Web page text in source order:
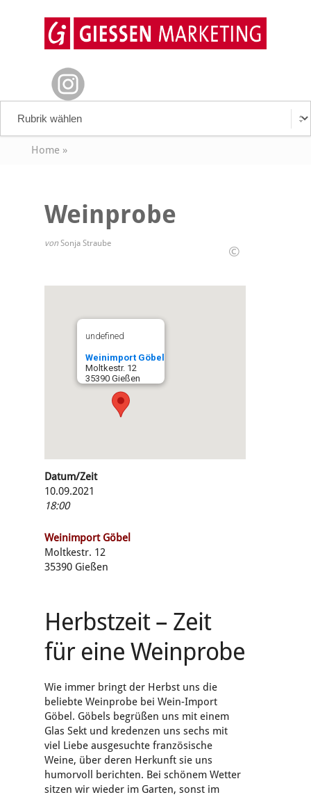
Home»
Weinprobe
von Sonja Straube ©
undefined
Weinimport Göbel
Moltkestr. 12
35390 Gießen
Datum/Zeit
10.09.2021
18:00
Weinimport Göbel
Moltkestr. 12
35390 Gießen
Herbstzeit – Zeit
für eine Weinprobe
Wie immer bringt der Herbst uns die
beliebte Weinprobe bei Wein-Import
Göbel. Göbels begrüßen uns mit einem
Glas Sekt und kredenzen uns sechs mit
viel Liebe ausgesuchte französische
Weine, über deren Herkunft sie uns
humorvoll berichten. Bei schönem Wetter
sitzen wir wieder im Garten, sonst im